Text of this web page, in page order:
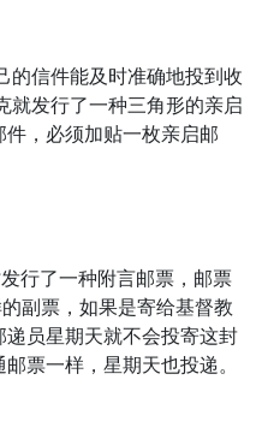
信件能及时准确地投到收
就发行了一种三角形的亲启
，必须加贴一枚亲启邮
行了一种附言邮票，邮票
副票，如果是寄给基督教
员星期天就不会投寄这封
票一样，星期天也投递。